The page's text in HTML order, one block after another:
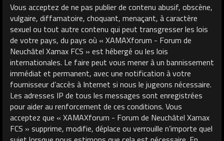
Vous acceptez de ne pas publier de contenu abusif, obscène,
vulgaire, diffamatoire, choquant, menaçant, à caractère
sexuel ou tout autre contenu qui peut transgresser les lois
de votre pays, du pays où « XAMAXforum - Forum de
Neuchâtel Xamax FCS » est hébergé ou les lois
internationales. Le faire peut vous mener à un bannissement
immédiat et permanent, avec une notification à votre
fournisseur d’accès à Internet si nous le jugeons nécessaire.
Les adresses IP de tous les messages sont enregistrées
pour aider au renforcement de ces conditions. Vous
acceptez que « XAMAXforum - Forum de Neuchâtel Xamax
FCS » supprime, modifie, déplace ou verrouille n’importe quel